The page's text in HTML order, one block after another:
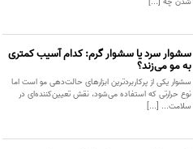
سشوار سرد یا سشوار گرم: کدام آسیب کمتری
به مو می‌زند؟
سشوار یکی از پرکاربردترین ابزارهای حالت‌دهی مو است اما
نوع حرارتی که استفاده می‌شود، نقش تعیین‌کننده‌ای در
سلامت... [...]